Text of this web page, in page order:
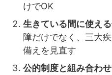
けでOK
生きている間に使え
障だけでなく、三大
備えを見直す
公的制度と組み合わ